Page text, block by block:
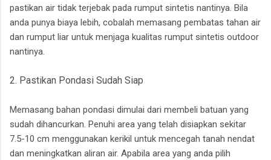
pastikan air tidak terjebak pada rumput sintetis nantinya. Bila
anda punya biaya lebih, cobalah memasang pembatas tahan air
dan rumput liar untuk menjaga kualitas rumput sintetis outdoor
nantinya.
2. Pastikan Pondasi Sudah Siap
Memasang bahan pondasi dimulai dari membeli batuan yang
sudah dihancurkan. Penuhi area yang telah disiapkan sekitar
7.5-10 cm menggunakan kerikil untuk mencegah tanah nendat
dan meningkatkan aliran air. Apabila area yang anda pilih